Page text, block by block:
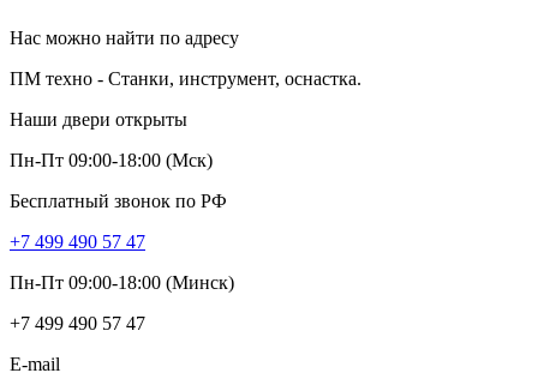
Нас можно найти по адресу
ПМ техно - Станки, инструмент, оснастка.
Наши двери открыты
Пн-Пт 09:00-18:00 (Мск)
Бесплатный звонок по РФ
+7 499 490 57 47
Пн-Пт 09:00-18:00 (Минск)
+7 499 490 57 47
E-mail